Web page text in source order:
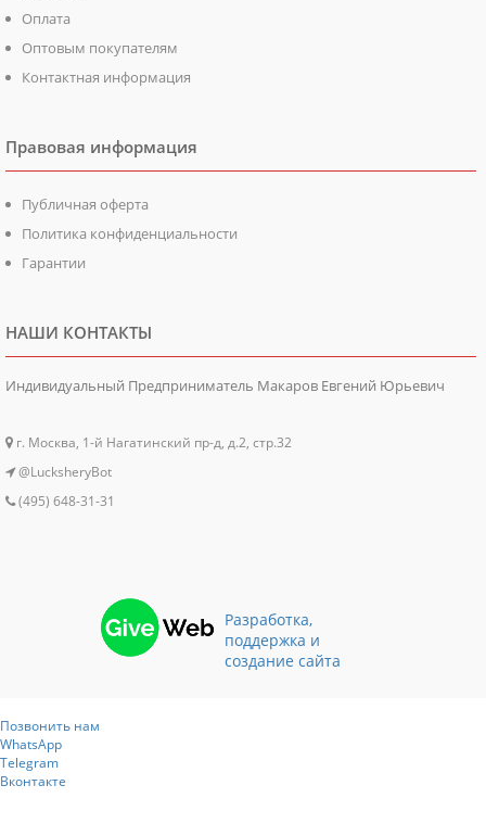
Оплата
Оптовым покупателям
Контактная информация
Правовая информация
Публичная оферта
Политика конфиденциальности
Гарантии
НАШИ КОНТАКТЫ
Индивидуальный Предприниматель Макаров Евгений Юрьевич
г. Москва, 1-й Нагатинский пр-д, д.2, стр.32
@LucksheryBot
(495) 648-31-31
Разработка,
поддержка и
создание сайта
Позвонить нам
WhatsApp
Telegram
Вконтакте